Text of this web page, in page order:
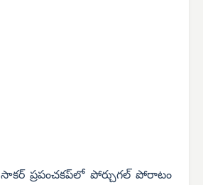
సాకర్ ప్రపంచకప్‌లో పోర్చుగల్ పోరాటం